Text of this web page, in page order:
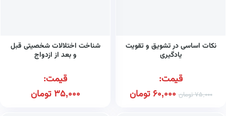
نکات اساسی در تشویق و تقویت
یادگیری
قیمت:
75,000تومان 60,000 تومان
شناخت اختلالات شخصیتی قبل
و بعد از ازدواج
قیمت:
35,000تومان